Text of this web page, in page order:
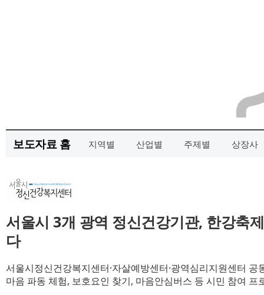
보도자료 홈 지역별 산업별 주제별 상장사
서울시 3개 광역 정신건강기관, 한강축
다
서울시정신건강복지센터·자살예방센터·광역심리지원센터 공
마음 파동 체험, 보호요인 찾기, 마음안심버스 등 시민 참여 프